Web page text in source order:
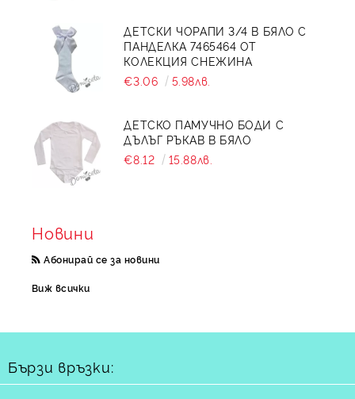
ДЕТСКИ ЧОРАПИ 3/4 В БЯЛО С
ПАНДЕЛКА 7465464 ОТ
КОЛЕКЦИЯ СНЕЖИНА
€3.06
5.98лв.
ДЕТСКО ПАМУЧНО БОДИ С
ДЪЛЪГ РЪКАВ В БЯЛО
€8.12
15.88лв.
Новини
Абонирай се за новини
Виж всички
Бързи връзки: